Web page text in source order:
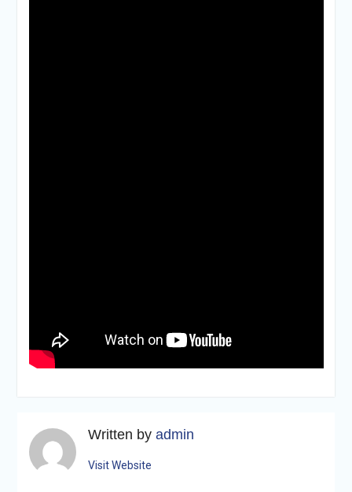
Written by admin
Visit Website